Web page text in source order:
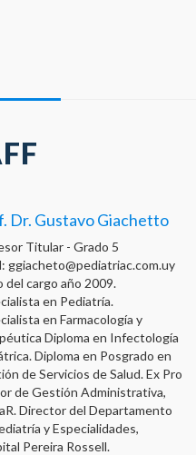
Dr. Gustavo Giachetto
Titular - Grado 5
ggiacheto@pediatriac.com.uy
del cargo año 2009.
en Pediatría.
en Farmacología y
Diploma en Infectología
Diploma en Posgrado en
de Servicios de Salud. Ex Pro
de Gestión Administrativa,
Director del Departamento
y Especialidades,
Pereira Rossell.